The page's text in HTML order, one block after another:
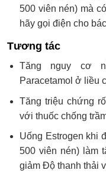
500 viên nén) mà
hãy gọi điện cho
Tương tác
Tăng nguy cơ
Paracetamol ở liều
Tăng triệu chứng
với thuốc chống
Uống Estrogen khi
500 viên nén) làm
giảm Độ thanh thải